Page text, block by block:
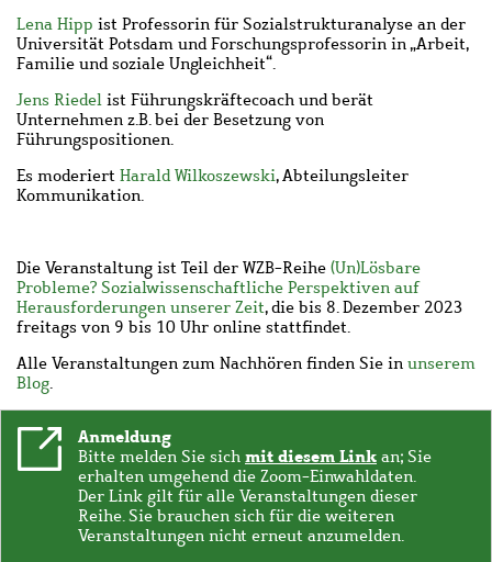
Lena Hipp ist Professorin für Sozialstrukturanalyse an der
Universität Potsdam und Forschungsprofessorin in „Arbeit,
Familie und soziale Ungleichheit“.
Jens Riedel ist Führungskräftecoach undberät
Unternehmen z.B. bei der Besetzung von
Führungspositionen.
Es moderiert Harald Wilkoszewski, Abteilungsleiter
Kommunikation.
Die Veranstaltung ist Teil der WZB-Reihe (Un)Lösbare
Probleme? Sozialwissenschaftliche Perspektiven auf
Herausforderungen unserer Zeit, die bis 8. Dezember 2023
freitags von 9 bis 10 Uhr online stattfindet.
Alle Veranstaltungen zum Nachhören finden Sie in unserem
Blog.
Anmeldung
Bitte melden Sie sich mit diesem Link an; Sie
erhalten umgehend die Zoom-Einwahldaten.
Der Link gilt für alle Veranstaltungen dieser
Reihe. Sie brauchen sich für die weiteren
Veranstaltungen nicht erneut anzumelden.